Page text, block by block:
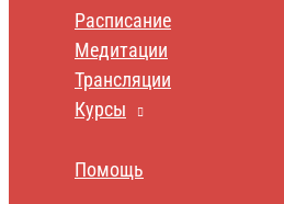
Расписание
Медитации
Трансляции
Курсы
Помощь